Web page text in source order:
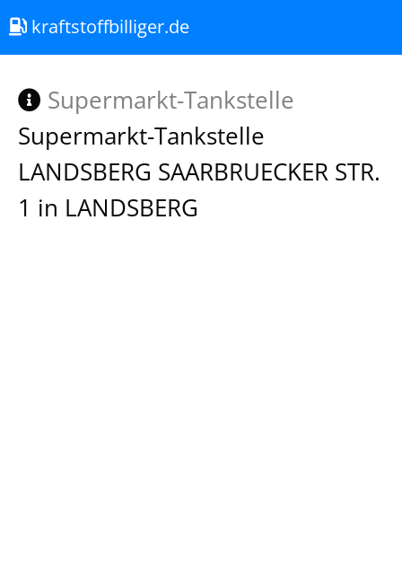
kraftstoffbilliger.de
Supermarkt-Tankstelle
Supermarkt-Tankstelle
LANDSBERG SAARBRUECKER STR.
1 in LANDSBERG